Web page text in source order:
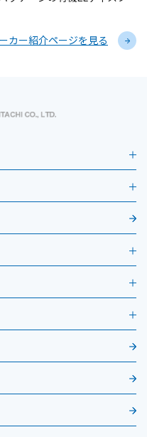
カー紹介ページを見る